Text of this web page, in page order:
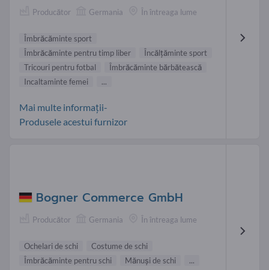
Producător Germania În întreaga lume
Îmbrăcăminte sport
Îmbrăcăminte pentru timp liber
Încălţăminte sport
Tricouri pentru fotbal
Îmbrăcăminte bărbătească
Incaltaminte femei
...
Mai multe informații-
Produsele acestui furnizor
Bogner Commerce GmbH
Producător Germania În întreaga lume
Ochelari de schi
Costume de schi
Îmbrăcăminte pentru schi
Mănuşi de schi ...